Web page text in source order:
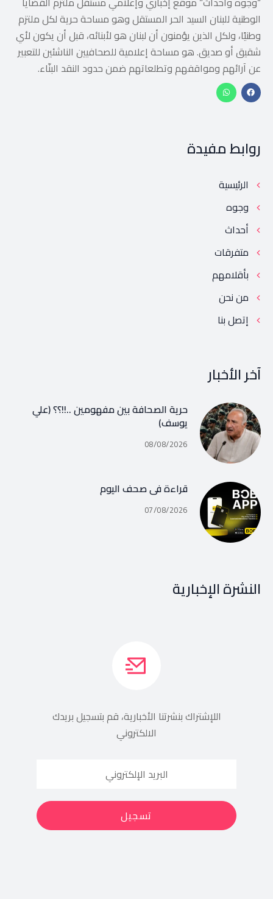
الوطنية للبنان السيد الحر المستقل وهو مساحة حرية لكل ملتزم
وطنيًا، ولكل الذين يؤمنون أن لبنان هو لأبنائه، قبل أن يكون لأي
شقيق أو صديق. هو مساحة إعلامية للصحافيين الناشئين للتعبير
عن آرائهم ومواقفهم وتطلعاتهم ضمن حدود النقد البنّاء.
روابط مفيدة
الرئيسية
وجوه
أحداث
متفرقات
بأقلامهم
من نحن
إتصل بنا
آخر الأخبار
حرية الصحافة بين مفهومين ..!!؟؟ (علي
يوسف)
08/08/2026
قراءة في صحف اليوم
07/08/2026
النشرة الإخبارية
اللإشتراك بنشرتنا الأخبارية، قم بتسجيل بريدك
الالكتروني